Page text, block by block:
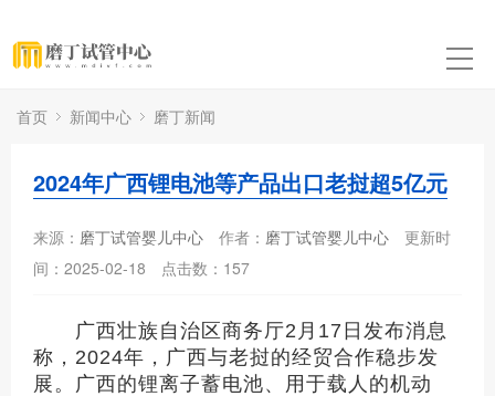
首页 新闻中心 磨丁新闻
2024年广西锂电池等产品出口老挝超5亿元
来源： 磨丁试管婴儿中心 作者： 磨丁试管婴儿中心
更新时
间：2025-02-18
点击数： 157
广西壮族自治区商务厅2月17日发布消息
称，2024年，广西与老挝的经贸合作稳步发
展。广西的锂离子蓄电池、用于载人的机动